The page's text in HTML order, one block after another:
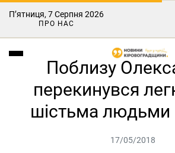
П’ятниця, 7 Серпня 2026
ПРО НАС
Поблизу
перекинувся
шістьма
17/05/2018